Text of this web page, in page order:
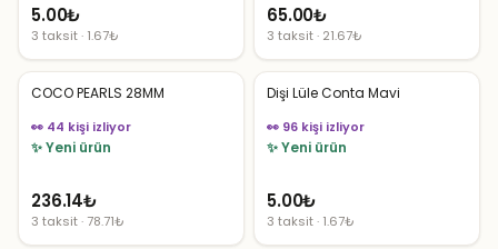
5.00₺
3 taksit · 1.67₺
65.00₺
3 taksit · 21.67₺
COCO PEARLS 28MM
👀 44 kişi izliyor
✨ Yeni ürün
236.14₺
3 taksit · 78.71₺
Dişi Lüle Conta Mavi
👀 96 kişi izliyor
✨ Yeni ürün
5.00₺
3 taksit · 1.67₺